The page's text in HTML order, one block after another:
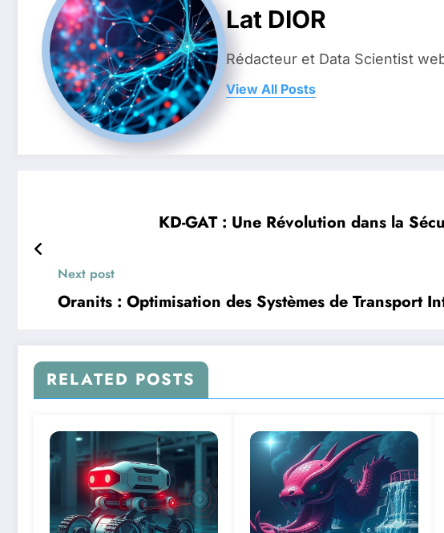
Lat DIOR
Rédacteur et Data Scientist
View All Posts
KD-GAT : Une Révolution dans la
Next post
Oranits : Optimisation des Systèmes de Transport
RELATED POSTS